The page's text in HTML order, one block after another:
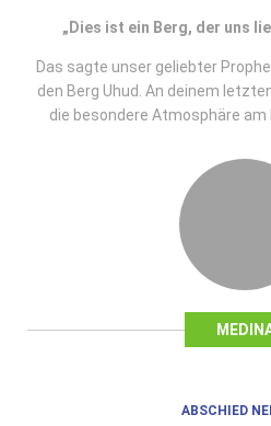
„Dies ist ein Berg, der uns
Das sagte unser geliebter
den Berg Uhud. An deinem
die besondere Atmosphäre am
ABSCHIED